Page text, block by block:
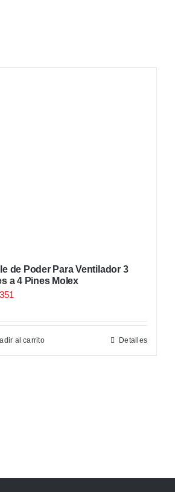
de Poder Para Ventilador 3
a 4 Pines Molex
al carrito Detalles